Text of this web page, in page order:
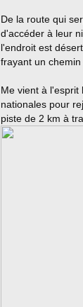
De la route qui
d'accéder à leur
l'endroit est
frayant un
Me vient à l'esprit
nationales pour
piste de 2 km à